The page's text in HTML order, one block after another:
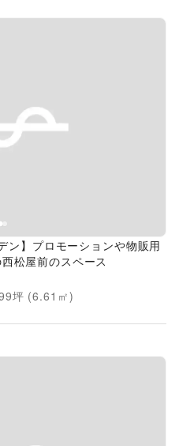
ン】プロモーションや物販用
松屋前のスペース
坪 (6.61 ㎡)